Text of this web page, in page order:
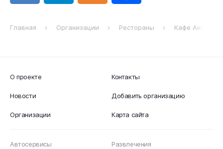
Главная Организации Рестораны Кафе Аква
О проекте
Новости
Организации
Контакты
Добавить организацию
Карта сайта
Автосервисы Развлечения